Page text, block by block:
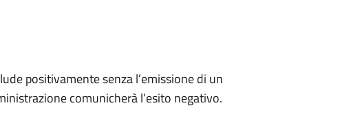
positivamente senza l’emissione di un
comunicherà l’esito negativo.